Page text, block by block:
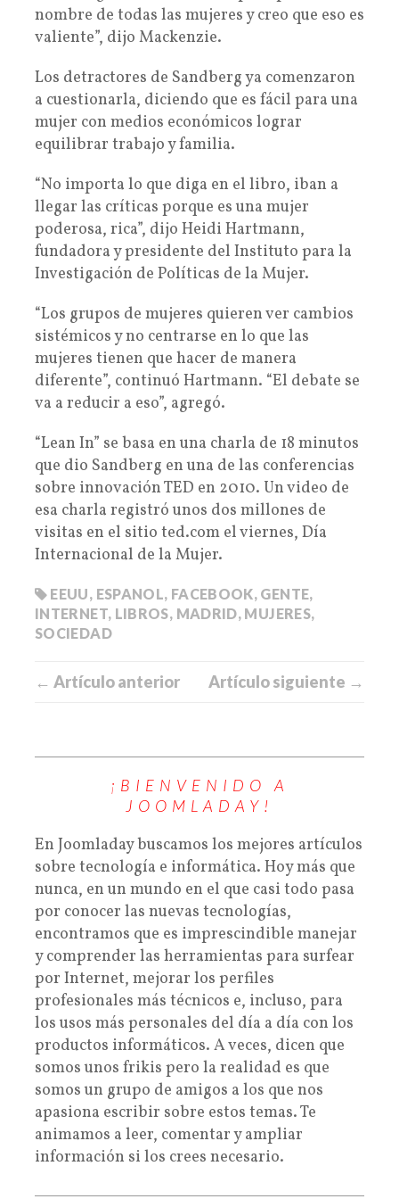
nombre de todas las mujeres y creo que eso es
valiente”, dijo Mackenzie.
Los detractores de Sandberg ya comenzaron
a cuestionarla, diciendo que es fácil para una
mujer con medios económicos lograr
equilibrar trabajo y familia.
“No importa lo que diga en el libro, iban a
llegar las críticas porque es una mujer
poderosa, rica”, dijo Heidi Hartmann,
fundadora y presidente del Instituto para la
Investigación de Políticas de la Mujer.
“Los grupos de mujeres quieren ver cambios
sistémicos y no centrarse en lo que las
mujeres tienen que hacer de manera
diferente”, continuó Hartmann. “El debate se
va a reducir a eso”, agregó.
“Lean In” se basa en una charla de 18 minutos
que dio Sandberg en una de las conferencias
sobre innovación TED en 2010. Un video de
esa charla registró unos dos millones de
visitas en el sitio ted.com el viernes, Día
Internacional de la Mujer.
EEUU, ESPANOL, FACEBOOK, GENTE,
INTERNET, LIBROS, MADRID, MUJERES,
SOCIEDAD
← Artículo anterior Artículo siguiente →
¡BIENVENIDO A
JOOMLADAY!
En Joomladay buscamos los mejores artículos
sobre tecnología e informática. Hoy más que
nunca, en un mundo en el que casi todo pasa
por conocer las nuevas tecnologías,
encontramos que es imprescindible manejar
y comprender las herramientas para surfear
por Internet, mejorar los perfiles
profesionales más técnicos e, incluso, para
los usos más personales del día a día con los
productos informáticos. A veces, dicen que
somos unos frikis pero la realidad es que
somos un grupo de amigos a los que nos
apasiona escribir sobre estos temas. Te
animamos a leer, comentar y ampliar
información si los crees necesario.